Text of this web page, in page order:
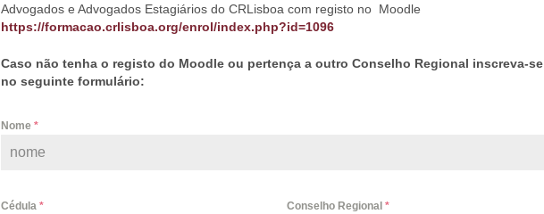
Advogados e Advogados Estagiários do CRLisboa com registo no Moodle
https://formacao.crlisboa.org/enrol/index.php?id=1096
Caso não tenha o registo do Moodle ou pertença a outro Conselho Regional inscreva-se
no seguinte formulário:
Nome *
Cédula * Conselho Regional*